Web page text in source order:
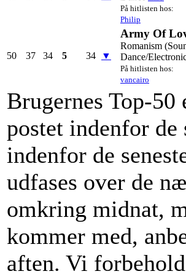
På hitlisten hos:
Philip
50 37 34 5 34 ▼
Army Of
Romanism
Dance/
På hitlisten hos:
vancairo
Brugernes Top-50
postet indenfor de
indenfor de
udfases over de
omkring midnat,
kommer med,
aften. Vi